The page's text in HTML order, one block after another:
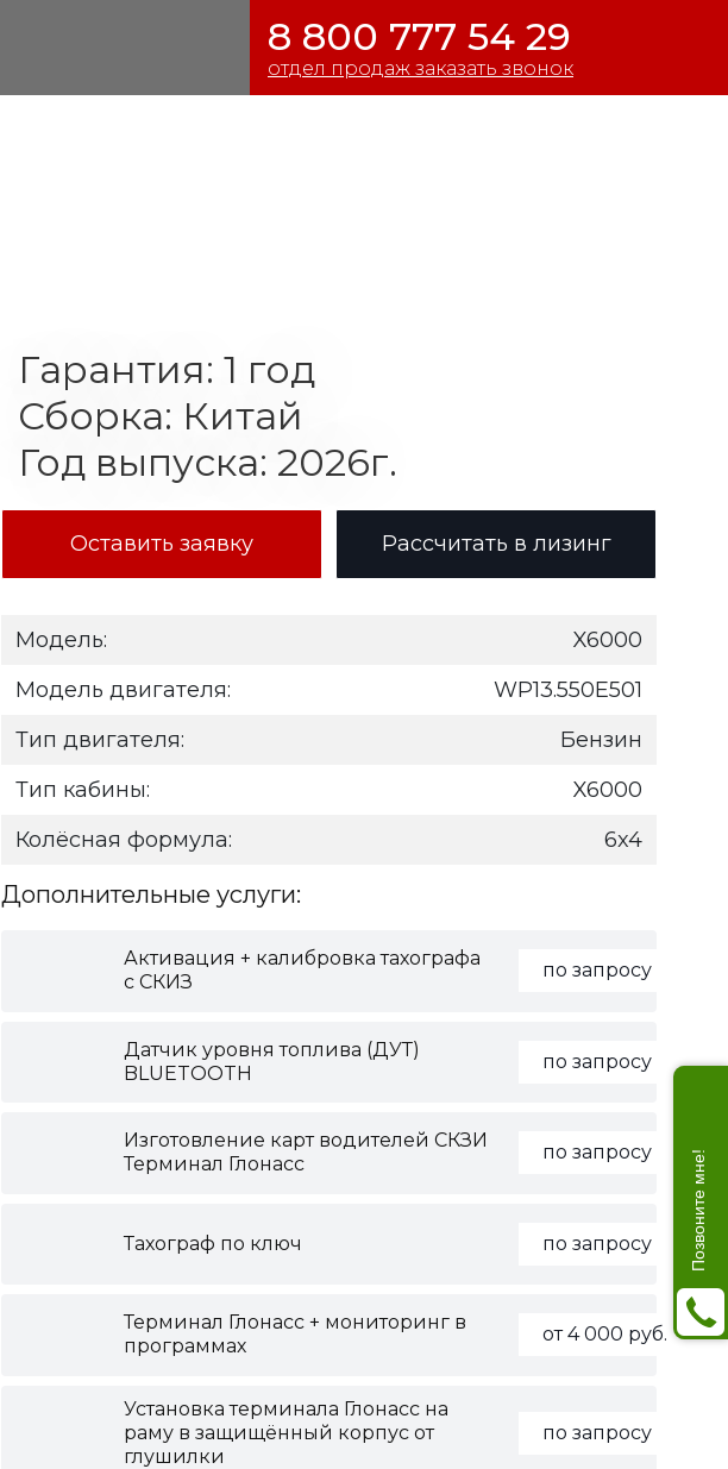
8 800 777 54 29
отдел продаж заказать звонок
Гарантия: 1 год
Сборка: Китай
Год выпуска: 2026г.
Оставить заявку Рассчитать в лизинг
Модель:
X6000
Модель двигателя:
WP13.550E501
Тип двигателя:
Бензин
Тип кабины:
X6000
Колёсная формула:
6x4
Дополнительные услуги:
Активация + калибровка тахографа
с СКИЗ
по запросу
Датчик уровня топлива (ДУТ)
BLUETOOTH
по запросу
Изготовление карт водителей СКЗИ
Терминал Глонасс
по запросу
Тахограф по ключ по запросу
Терминал Глонасс + мониторинг в
программах
от 4 000 руб.
Установка терминала Глонасс на
раму в защищённый корпус от
глушилки
по запросу
Позвоните мне!